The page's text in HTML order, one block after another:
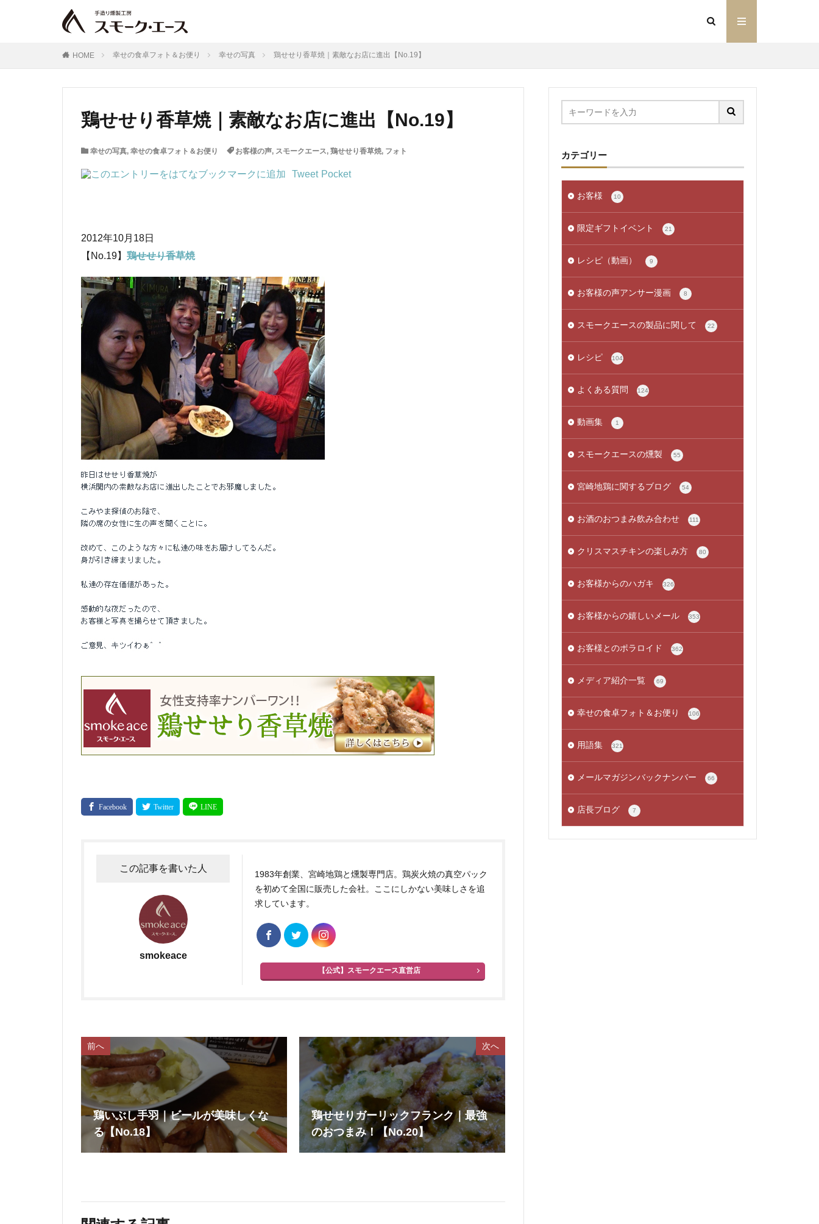
HOME 幸せの食卓フォト＆お便り 幸せの写真 鶏せせり香草焼｜素敵なお店に進出【No.19】
鶏せせり香草焼｜素敵なお店に進出【No.19】
幸せの写真, 幸せの食卓フォト＆お便り お客様の声, スモークエース, 鶏せせり香草焼, フォト
Tweet Pocket
2012年10月18日
【No.19】 鶏せせり香草焼
この記事を書いた人
smokeace
1983年創業、宮崎地鶏と燻製専門店。鶏炭火焼の真空パック
を初めて全国に販売した会社。ここにしかない美味しさを追
求しています。
【公式】スモークエース直営店
前へ
鶏いぶし手羽｜ビールが美味しくな
る【No.18】
次へ
鶏せせりガーリックフランク｜最強
のおつまみ！【No.20】
カテゴリー
お客様 10
限定ギフトイベント 21
レシピ（動画） 9
お客様の声アンサー漫画 8
スモークエースの製品に関して 22
レシピ 104
よくある質問 124
動画集 1
スモークエースの燻製 55
宮崎地鶏に関するブログ 54
お酒のおつまみ飲み合わせ 111
クリスマスチキンの楽しみ方 80
お客様からのハガキ 326
お客様からの嬉しいメール 353
お客様とのポラロイド 362
メディア紹介一覧 69
幸せの食卓フォト＆お便り 106
用語集 321
メールマガジンバックナンバー 66
店長ブログ 7